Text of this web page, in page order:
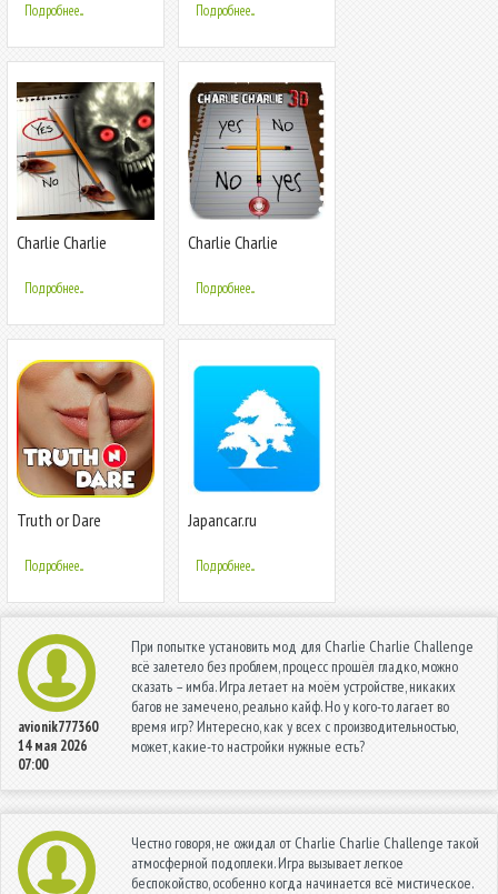
Подробнее... Подробнее...
Charlie Charlie
Подробнее...
Charlie Charlie
Подробнее...
Truth or Dare
Подробнее...
Japancar.ru
Подробнее...
avionik777360
14 мая 2026
07:00
При попытке установить мод для Charlie Charlie Challenge
всё залетело без проблем, процесс прошёл гладко, можно
сказать – имба. Игра летает на моём устройстве, никаких
багов не замечено, реально кайф. Но у кого-то лагает во
время игр? Интересно, как у всех с производительностью,
может, какие-то настройки нужные есть?
Честно говоря, не ожидал от Charlie Charlie Challenge такой
атмосферной подоплеки. Игра вызывает легкое
беспокойство, особенно когда начинается всё мистическое.